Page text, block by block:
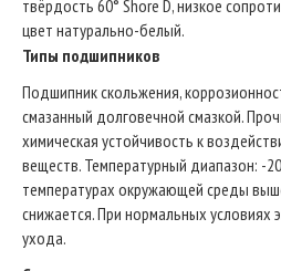
твёрдость 60° Shore D, низкое
цвет натурально-белый.
Типы подшипников
Подшипник скольжения,
смазанный долговечной смазкой.
химическая устойчивость к
веществ. Температурный диапазон: -
температурах окружающей среды
снижается. При нормальных условиях
ухода.